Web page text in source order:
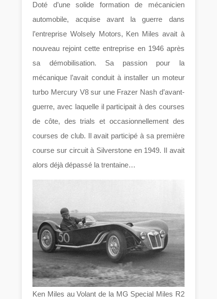
Doté d’une solide formation de mécanicien
automobile, acquise avant la guerre dans
l’entreprise Wolsely Motors, Ken Miles avait à
nouveau rejoint cette entreprise en 1946 après
sa démobilisation. Sa passion pour la
mécanique l’avait conduit à installer un moteur
turbo Mercury V8 sur une Frazer Nash d’avant-
guerre, avec laquelle il participait à des courses
de côte, des trials et occasionnellement des
courses de club. Il avait participé à sa première
course sur circuit à Silverstone en 1949. Il avait
alors déjà dépassé la trentaine…
Ken Miles au Volant de la MG Special Miles R2